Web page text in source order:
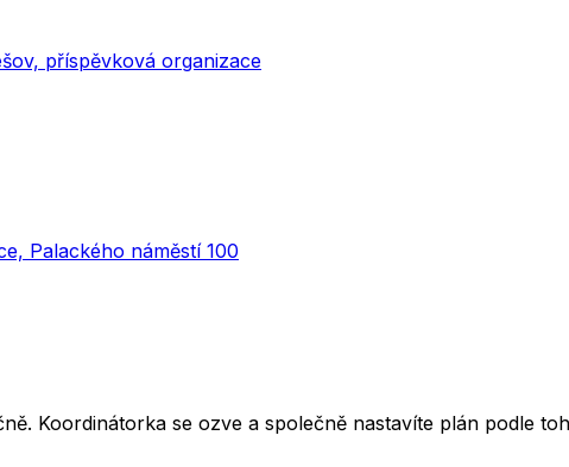
příspěvková organizace
Palackého náměstí 100
Koordinátorka se ozve a společně nastavíte plán podle